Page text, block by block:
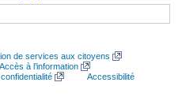
de services aux citoyens
Accès à l’information
Accessibilité